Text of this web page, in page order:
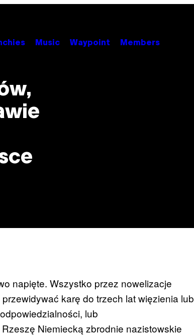
Music Waypoint Members
napięte. Wszystko przez nowelizacje
karę do trzech lat więzienia lub
lub
Niemiecką zbrodnie nazistowskie